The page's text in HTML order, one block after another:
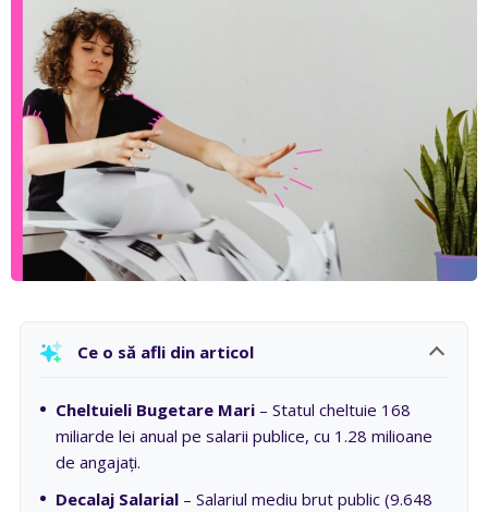
Ce o să afli din articol
Cheltuieli Bugetare Mari – Statul cheltuie 168
miliarde lei anual pe salarii publice, cu 1.28 milioane
de angajați.
Decalaj Salarial – Salariul mediu brut public (9.648